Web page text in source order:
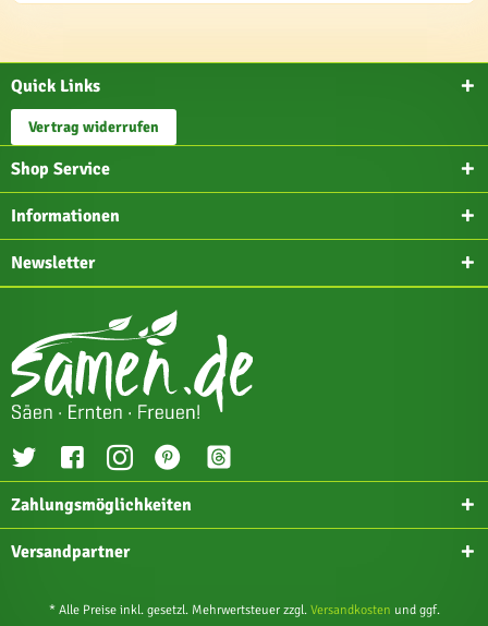
Quick Links
Vertrag widerrufen
Shop Service
Informationen
Newsletter
Zahlungsmöglichkeiten
Versandpartner
* Alle Preise inkl. gesetzl. Mehrwertsteuer zzgl. Versandkosten und ggf.